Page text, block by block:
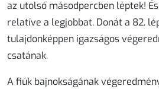
az utolsó másodpercben léptek!
relatíve a legjobbat. Donát a 82.
tulajdonképpen igazságos
csatának.
A fiúk bajnokságának